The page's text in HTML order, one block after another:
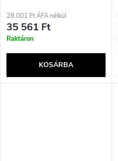
28 001 Ft ÁFA nélkül
35 561 Ft
Raktáron
KOSÁRBA